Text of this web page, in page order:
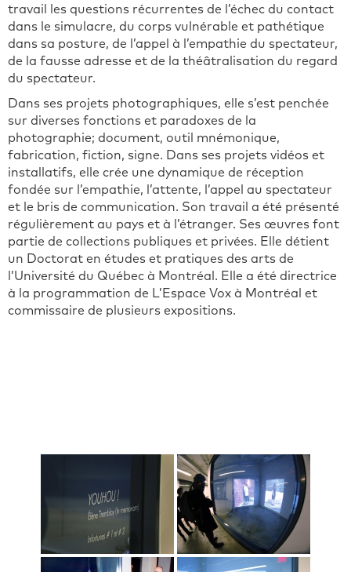
travail les questions récurrentes de l’échec du contact
dans le simulacre, du corps vulnérable et pathétique
dans sa posture, de l’appel à l’empathie du spectateur,
de la fausse adresse et de la théâtralisation du regard
du spectateur.
Dans ses projets photographiques, elle s’est penchée
sur diverses fonctions et paradoxes de la
photographie; document, outil mnémonique,
fabrication, fiction, signe. Dans ses projets vidéos et
installatifs, elle crée une dynamique de réception
fondée sur l’empathie, l’attente, l’appel au spectateur
et le bris de communication. Son travail a été présenté
régulièrement au pays et à l’étranger. Ses œuvres font
partie de collections publiques et privées. Elle détient
un Doctorat en études et pratiques des arts de
l’Université du Québec à Montréal. Elle a été directrice
à la programmation de L’Espace Vox à Montréal et
commissaire de plusieurs expositions.